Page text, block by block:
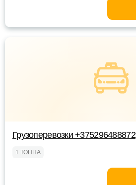
Грузоперевозки +375296488872
1 ТОННА